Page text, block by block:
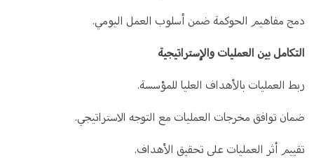
دمج مفاهيم الحوكمة ضمن أسلوب العمل اليومي.
التكامل بين العمليات والإستراتيجية
ربط العمليات بالأهداف العليا للمؤسسة.
ضمان توافق مخرجات العمليات مع التوجه الاستراتيجي.
تقييم أثر العمليات على تحقيق الأهداف.